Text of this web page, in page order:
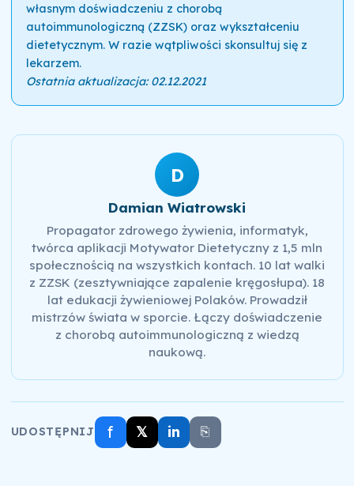
własnym doświadczeniu z chorobą
autoimmunologiczną (ZZSK) oraz wykształceniu
dietetycznym. W razie wątpliwości skonsultuj się z
lekarzem.
Ostatnia aktualizacja: 02.12.2021
D
Damian Wiatrowski
Propagator zdrowego żywienia, informatyk,
twórca aplikacji Motywator Dietetyczny z 1,5 mln
społecznością na wszystkich kontach. 10 lat walki
z ZZSK (zesztywniające zapalenie kręgosłupa). 18
lat edukacji żywieniowej Polaków. Prowadził
mistrzów świata w sporcie. Łączy doświadczenie
z chorobą autoimmunologiczną z wiedzą
naukową.
UDOSTĘPNIJ f 𝕏 in ⎘